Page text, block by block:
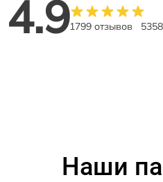
4.91799 отзывов
Наши